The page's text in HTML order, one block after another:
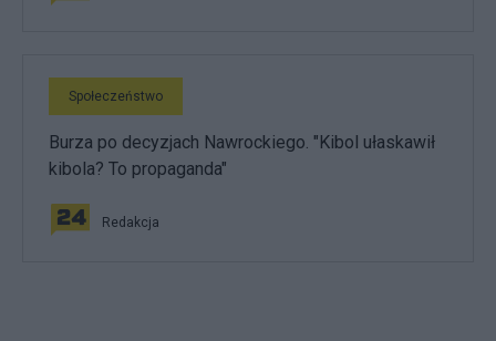
Społeczeństwo
Burza po decyzjach Nawrockiego. "Kibol ułaskawił
kibola? To propaganda"
Redakcja